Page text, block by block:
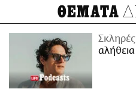
ΘΕΜΑΤΑ